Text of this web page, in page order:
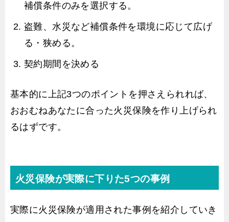
補償条件のみを選択する。
盗難、水災など補償条件を環境に応じて広げ
る・狭める。
契約期間を決める
基本的に上記3つのポイントを押さえられれば、
おおむねあなたに合った火災保険を作り上げられ
るはずです。
火災保険が実際に下りた5つの事例
実際に火災保険が適用された事例を紹介していき